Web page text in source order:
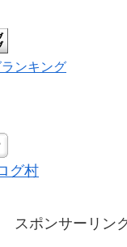
ンキング
グ村
スポンサーリン